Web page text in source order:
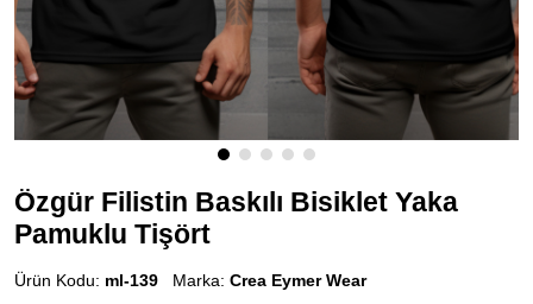
Özgür Filistin Baskılı Bisiklet Yaka
Pamuklu Tişört
Ürün Kodu: ml-139 Marka: Crea Eymer Wear